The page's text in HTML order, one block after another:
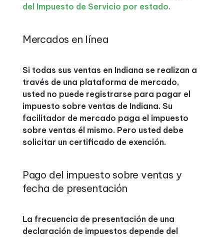
del Impuesto de Servicio por estado.
Mercados en línea
Si todas sus ventas en Indiana se realizan a
través de una plataforma de mercado,
usted no puede registrarse para pagar el
impuesto sobre ventas de Indiana. Su
facilitador de mercado paga el impuesto
sobre ventas él mismo. Pero usted debe
solicitar un certificado de exención.
Pago del impuesto sobre ventas y
fecha de presentación
La frecuencia de presentación de una
declaración de impuestos depende del